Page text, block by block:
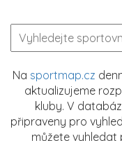
Na sportmap.cz
aktualizujeme
kluby. V
připraveny pro
můžete vyhledat